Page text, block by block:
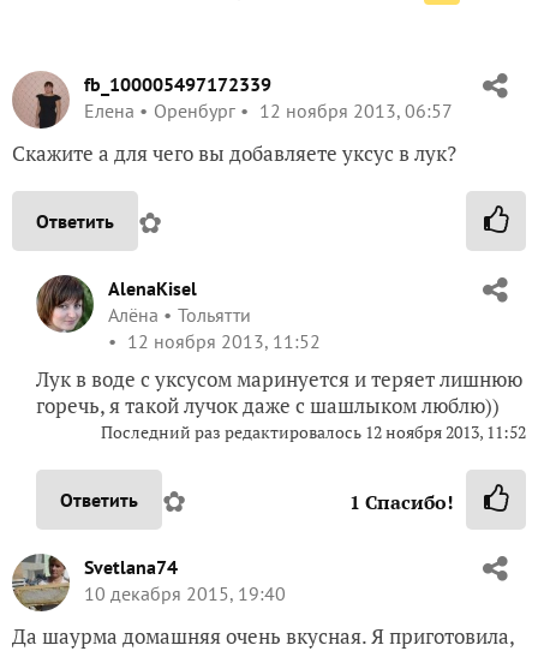
fb_100005497172339
Елена
Оренбург 12 ноября 2013, 06:57
Скажите а для чего вы добавляете уксус в лук?
Ответить ✿
AlenaKisel
Алёна
Тольятти
12 ноября 2013, 11:52
Лук в воде с уксусом маринуется и теряет лишнюю
горечь, я такой лучок даже с шашлыком люблю))
Последний раз редактировалось 12 ноября 2013, 11:52
Ответить ✿ 1 Спасибо!
Svetlana74
10 декабря 2015, 19:40
Да шаурма домашняя очень вкусная. Я приготовила,